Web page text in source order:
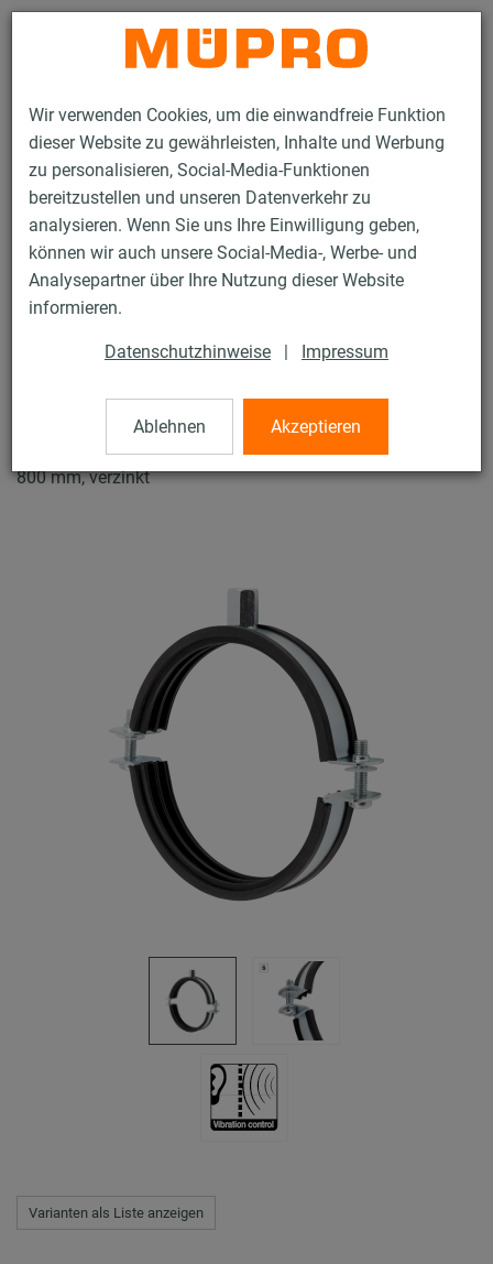
Wir verwenden Cookies, um die einwandfreie Funktion
dieser Website zu gewährleisten, Inhalte und Werbung
zu personalisieren, Social-Media-Funktionen
bereitzustellen und unseren Datenverkehr zu
analysieren. Wenn Sie uns Ihre Einwilligung geben,
können wir auch unsere Social-Media-, Werbe- und
Analysepartner über Ihre Nutzung dieser Website
informieren.
Datenschutzhinweise | Impressum
Ablehnen Akzeptieren
Kontakt
Produkte Befestigungstechnik
Lüftungsbefestigung
Rohrschellen für die Lüftungsbefestigung
Lüftungsschellen Typ S
Lüftungsschellen Typ S
Lüftungsschelle Typ S DÄMMGULAST® schwarz, M8/M10,
800 mm, verzinkt
Varianten als Liste anzeigen